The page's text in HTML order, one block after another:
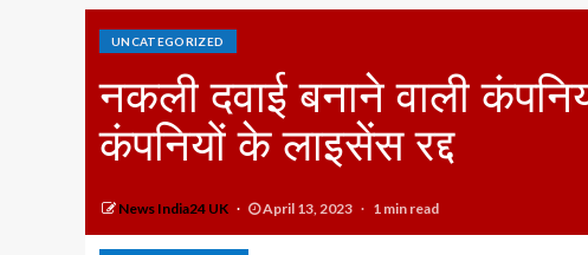
UNCATEGORIZED
नकली दवाई बनाने वाली
कंपनियों के लाइसेंस रद्द
News India24 UK April 13, 2023 1 min read